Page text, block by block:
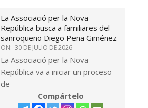
La Associació per la Nova
República busca a familiares del
sanroqueño Diego Peña Giménez
ON: 30 DE JULIO DE 2026
La Associació per la Nova
República va a iniciar un proceso
de
Compártelo